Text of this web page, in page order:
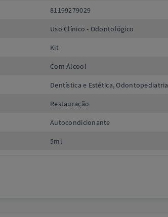
81199279029
Uso Clínico - Odontológico
Kit
Com Álcool
Dentística e Estética, Odontopediatria
Restauração
Autocondicionante
5ml